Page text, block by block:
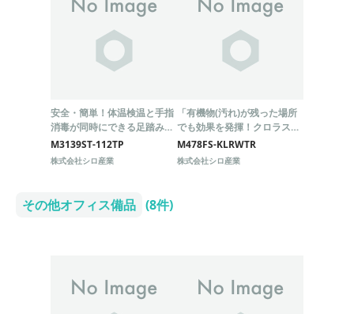
安全・簡単！体温検温と手指
消毒が同時にできる足踏み式
スタンド！
M3139ST-112TP
株式会社シロ産業
「有機物(汚れ)が残った場所
でも効果を発揮！クロラス酸
配合の除菌・消臭剤」
M478FS-KLRWTR
株式会社シロ産業
その他オフィス備品 (8件)